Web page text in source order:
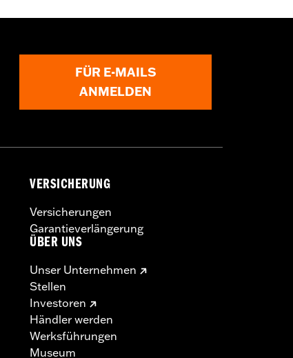
FÜR E-MAILS
ANMELDEN
VERSICHERUNG
Versicherungen
Garantieverlängerung
ÜBER UNS
Unser Unternehmen
Stellen
Investoren
Händler werden
Werksführungen
Museum